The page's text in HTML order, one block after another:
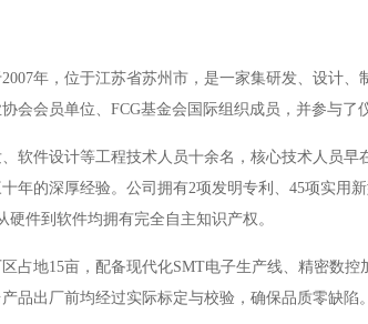
年，位于江苏省苏州市，是一家集研发、设计
会会员单位、FCG基金会国际组织成员，并参与
软件设计等工程技术人员十余名，核心技术人员
年的深厚经验。公司拥有2项发明专利、45项实用
硬件到软件均拥有完全自主知识产权。
占地15亩，配备现代化SMT电子生产线、精密数
品出厂前均经过实际标定与校验，确保品质零缺陷。